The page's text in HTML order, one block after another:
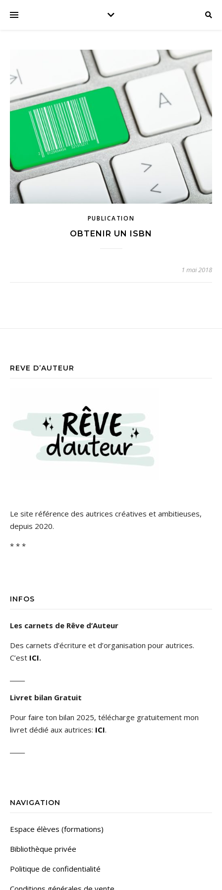
PUBLICATION
OBTENIR UN ISBN
1 mai 2018
REVE D’AUTEUR
Le site référence des autrices créatives et ambitieuses,
depuis 2020.
* * *
INFOS
Les carnets de Rêve d’Auteur
Des carnets d’écriture et d’organisation pour autrices.
C’est ICI.
Livret bilan Gratuit
Pour faire ton bilan 2025, télécharge gratuitement mon
livret dédié aux autrices: ICI.
NAVIGATION
Espace élèves (formations)
Bibliothèque privée
Politique de confidentialité